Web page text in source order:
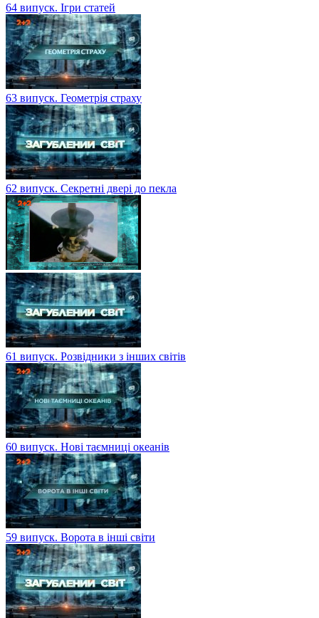
64 випуск. Ігри статей
63 випуск. Геометрія страху
62 випуск. Секретні двері до пекла
61 випуск. Розвідники з інших світів
60 випуск. Нові таємниці океанів
59 випуск. Ворота в інші світи